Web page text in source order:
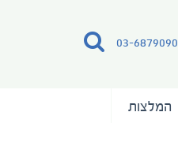
03-6879090
המלצות